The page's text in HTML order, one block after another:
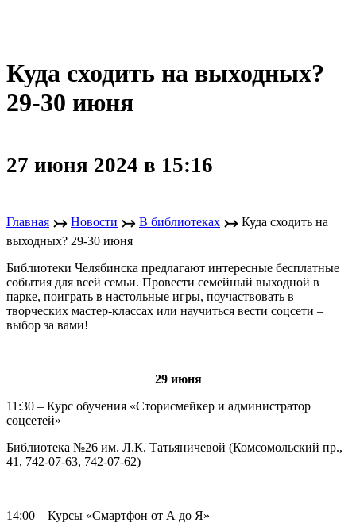
Куда сходить на выходных?
29-30 июня
27 июня 2024 в 15:16
Главная ↣ Новости ↣ В библиотеках ↣ Куда сходить на
выходных? 29-30 июня
Библиотеки Челябинска предлагают интересные бесплатные
события для всей семьи. Провести семейный выходной в
парке, поиграть в настольные игры, поучаствовать в
творческих мастер-классах или научиться вести соцсети –
выбор за вами!
29 июня
11:30 – Курс обучения «Сторисмейкер и администратор
соцсетей»
Библиотека №26 им. Л.К. Татьяничевой (Комсомольский пр.,
41, 742-07-63, 742-07-62)
14:00 – Курсы «Смартфон от А до Я»